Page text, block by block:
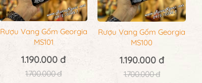
Rượu Vang Gốm Georgia
MS101
1.190.000 đ
1.700.000 đ
Rượu Vang Gốm Georgia
MS100
1.190.000 đ
1.700.000 đ